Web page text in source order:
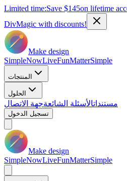
Limited time:Save $145on lifetime
DivMagic with discounts!
Make design
SimpleNowLiveFunMatterSimple
المنتجات
الحلول
مستنداتالأسئلة الشائعةجهة الاتصال
تسجيل الدخول
Make design
SimpleNowLiveFunMatterSimple